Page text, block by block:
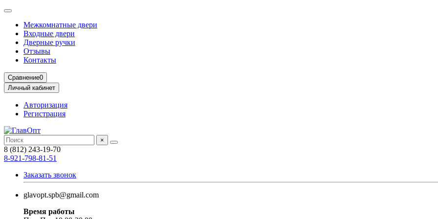
Межкомнатные двери
Входные двери
Дверные ручки
Отзывы
Контакты
Сравнение0
Личный кабинет
Авторизация
Регистрация
×
8 (812) 243-19-70
8-921-798-81-51
Заказать звонок
glavopt.spb@gmail.com
Время работы